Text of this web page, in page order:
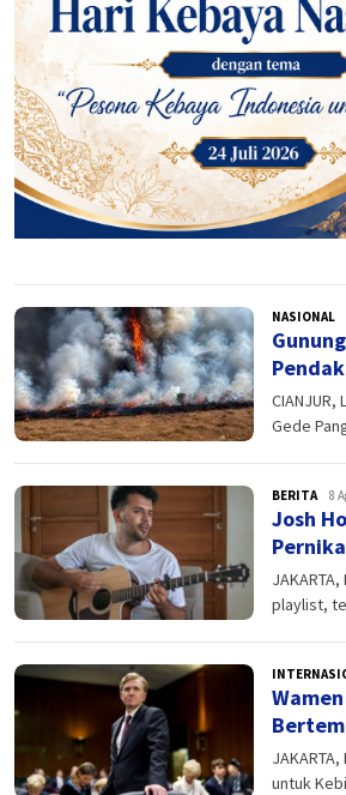
NASIONAL
CIANJUR,
Gede
BERITA 8
Josh
playlist,
untuk